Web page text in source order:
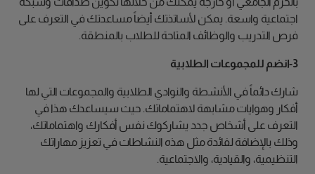
اجتماعية واسعة. يمكن لأساتذتك أيضاً مساعدتك في التعرف على
فرص التدريب والوظائف المتاحة للطلاب بالمنطقة.
3-انضم للمجموعات الطلابية
شارك دائماً في الأنشطة والنوادي الطلابية والمجموعات التي لها
أفكار وهوايات مشابهة لاهتماماتك. حيث سيساعدك هذا في
التعرف على أشخاص جدد يشاركوك نفس أفكارك واهتماماتك،
وذلك بالإضافة لفائدة مثل هذه النشاطات في تعزيز مهاراتك
التنظيمية، والقيادية، والاجتماعية.